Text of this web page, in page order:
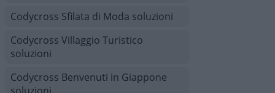
Codycross Sfilata di Moda soluzioni
Codycross Villaggio Turistico
soluzioni
Codycross Benvenuti in Giappone